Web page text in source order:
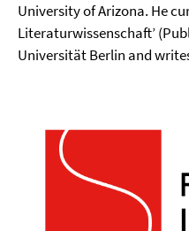
University of Arizona. He
Literaturwissenschaft’
Universität Berlin and